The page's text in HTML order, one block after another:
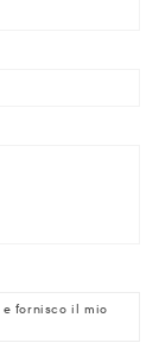
e fornisco il mio